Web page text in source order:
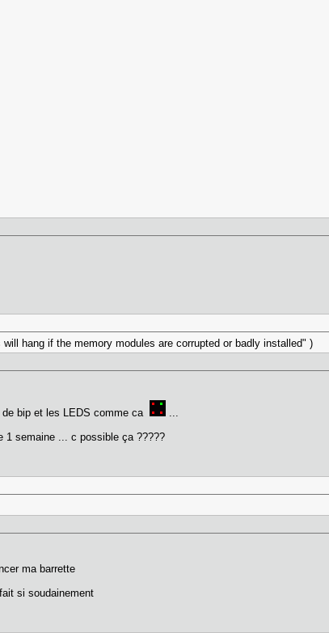
hang if the memory modules are corrupted or badly installed" )
bip et les LEDS comme ca
...
1 semaine ... c possible ça ?????
ma barrette
si soudainement